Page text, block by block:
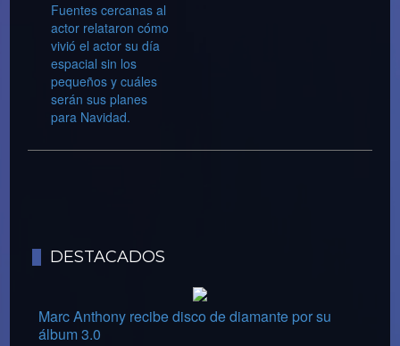
Fuentes cercanas al
actor relataron cómo
vivió el actor su día
espacial sin los
pequeños y cuáles
serán sus planes
para Navidad.
DESTACADOS
Marc Anthony recibe disco de diamante por su
álbum 3.0